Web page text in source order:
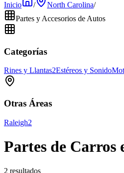
Inicio
/ North Carolina/
Partes y Accesorios de Autos
Categorías
Rines y Llantas2Estéreos y Sonido
Otras Áreas
Raleigh2
Partes de Carros
2 resultados